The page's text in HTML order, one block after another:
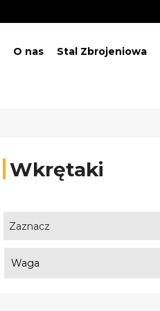
O nas Stal Zbrojeniowa
Wkrętaki
Zaznacz
Waga